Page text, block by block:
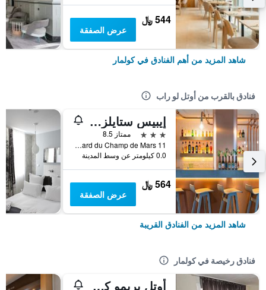
544 ﷼
عرض الصفقة
شاهد المزيد من أهم الفنادق في كولمار
فنادق بالقرب من أوتل لو راب
إيبيس ستايلز كولمار سنتر
3 نجوم
ممتاز 8.5
11 Boulevard du Champ de Mars, كولمار, إقليم الراين الأعلى, فرنسا
0.0 كيلومتر عن وسط المدينة
564 ﷼
عرض الصفقة
شاهد المزيد من الفنادق القريبة
فنادق رخيصة في كولمار
أوتل بريمو كولمار سونتر